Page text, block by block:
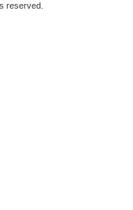
reserved.